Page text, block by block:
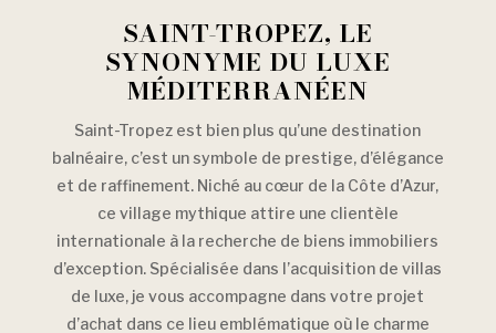
SAINT-TROPEZ, LE
SYNONYME DU LUXE
MÉDITERRANÉEN
Saint-Tropez est bien plus qu’une destination
balnéaire, c’est un symbole de prestige, d’élégance
et de raffinement. Niché au cœur de la Côte d’Azur,
ce village mythique attire une clientèle
internationale à la recherche de biens immobiliers
d’exception. Spécialisée dans l’acquisition de villas
de luxe, je vous accompagne dans votre projet
d’achat dans ce lieu emblématique où le charme